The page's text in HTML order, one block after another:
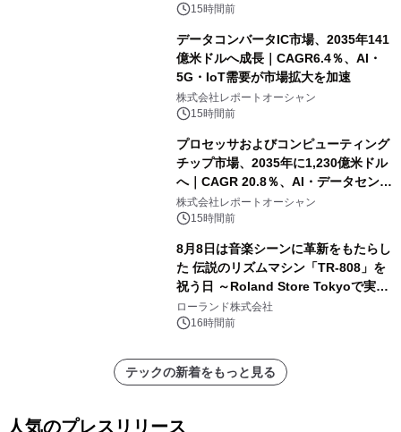
15時間前
データコンバータIC市場、2035年141
億米ドルへ成長｜CAGR6.4％、AI・
5G・IoT需要が市場拡大を加速
株式会社レポートオーシャン
15時間前
プロセッサおよびコンピューティング
チップ市場、2035年に1,230億米ドル
へ｜CAGR 20.8％、AI・データセンタ
ー需要が成長を牽引
株式会社レポートオーシャン
15時間前
8月8日は音楽シーンに革新をもたらし
た 伝説のリズムマシン「TR-808」を
祝う日 ～Roland Store Tokyoで実機
を展示しての 記念キャンペーンを開
催 英国ラジオ「NTS」の 特別プログ
アーティストを フィーチャーしたアニ
メーションを公開～
ローランド株式会社
16時間前
テックの新着をもっと見る
人気のプレスリリース